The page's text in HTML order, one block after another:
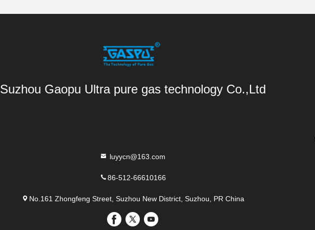
Suzhou Gaopu Ultra pure gas technology Co.,Ltd
luyycn@163.com
86-512-66610166
No.161 Zhongfeng Street, Suzhou New District, Suzhou, PR China